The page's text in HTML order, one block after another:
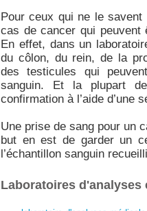
Pour ceux qui ne le
cas de cancer qui peuvent
En effet, dans un
du côlon, du rein, de la
des testicules qui
sanguin. Et la plupart
confirmation à l’aide d’une
Une prise de sang pour un
but en est de garder un
l’échantillon sanguin
Laboratoires d'analyses